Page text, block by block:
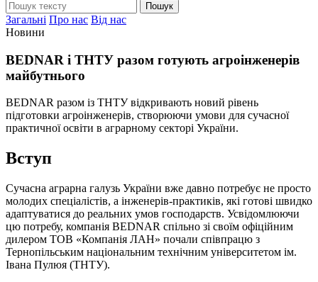
Загальні Про нас Від нас
Новини
BEDNAR і ТНТУ разом готують агроінженерів
майбутнього
BEDNAR разом із ТНТУ відкривають новий рівень
підготовки агроінженерів, створюючи умови для сучасної
практичної освіти в аграрному секторі України.
Вступ
Сучасна аграрна галузь України вже давно потребує не просто
молодих спеціалістів, а інженерів-практиків, які готові швидко
адаптуватися до реальних умов господарств. Усвідомлюючи
цю потребу, компанія BEDNAR спільно зі своїм офіційним
дилером ТОВ «Компанія ЛАН» почали співпрацю з
Тернопільським національним технічним університетом ім.
Івана Пулюя (ТНТУ).